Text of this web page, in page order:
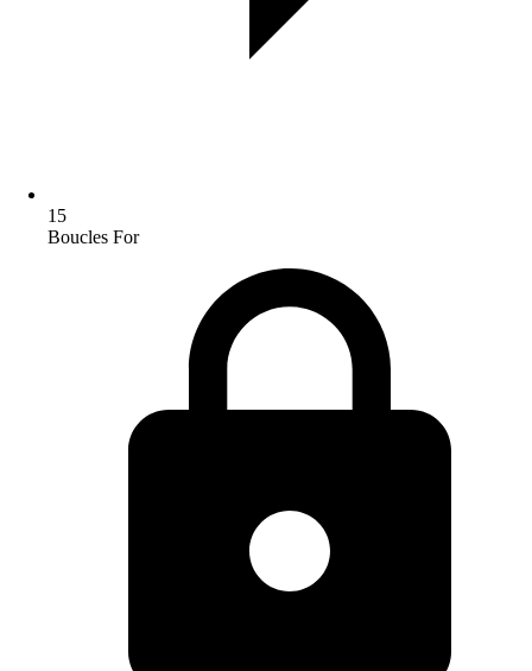
15
Boucles For